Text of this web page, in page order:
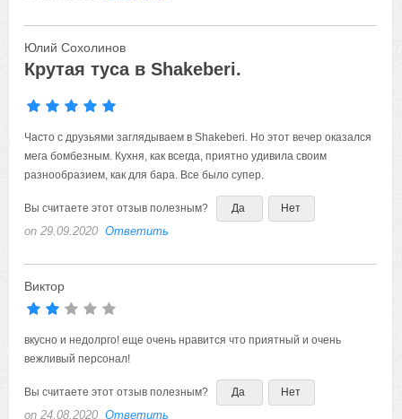
Юлий Сохолинов
Крутая туса в Shakeberi.
Часто с друзьями заглядываем в Shakeberi. Но этот вечер оказался
мега бомбезным. Кухня, как всегда, приятно удивила своим
разнообразием, как для бара. Все было супер.
Вы считаете этот отзыв полезным? Да Нет
on 29.09.2020 Ответить
Виктор
вкусно и недолрго! еще очень нравится что приятный и очень
вежливый персонал!
Вы считаете этот отзыв полезным? Да Нет
on 24.08.2020 Ответить